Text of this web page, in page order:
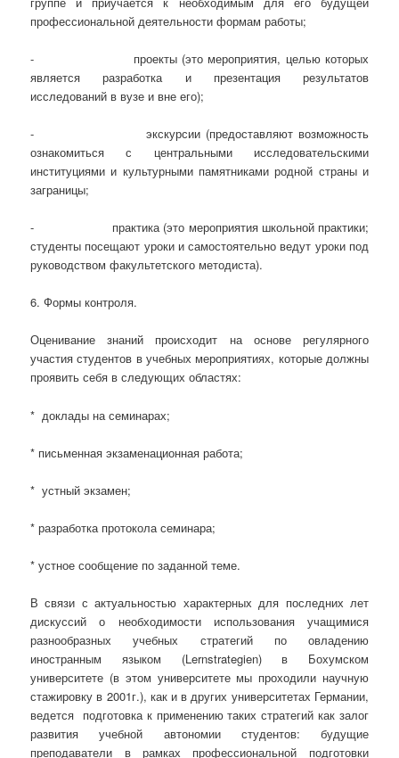
профессиональной деятельности формам работы;
- проекты (это мероприятия, целью которых
является разработка и презентация результатов
исследований в вузе и вне его);
- экскурсии (предоставляют возможность
ознакомиться с центральными исследовательскими
институциями и культурными памятниками родной страны и
заграницы;
- практика (это мероприятия школьной практики;
студенты посещают уроки и самостоятельно ведут уроки под
руководством факультетского методиста).
6. Формы контроля.
Оценивание знаний происходит на основе регулярного
участия студентов в учебных мероприятиях, которые должны
проявить себя в следующих областях:
* доклады на семинарах;
* письменная экзаменационная работа;
* устный экзамен;
* разработка протокола семинара;
* устное сообщение по заданной теме.
В связи с актуальностью характерных для последних лет
дискуссий о необходимости использования учащимися
разнообразных учебных стратегий по овладению
иностранным языком (Lernstrategien) в Бохумском
университете (в этом университете мы проходили научную
стажировку в 2001г.), как и в других университетах Германии,
ведется подготовка к применению таких стратегий как залог
развития учебной автономии студентов: будущие
преподаватели в рамках профессиональной подготовки